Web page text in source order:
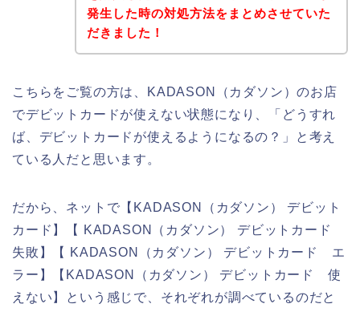
発生した時の対処方法をまとめさせていた
だきました！
こちらをご覧の方は、KADASON（カダソン）のお店
でデビットカードが使えない状態になり、「どうすれ
ば、デビットカードが使えるようになるの？」と考え
ている人だと思います。
だから、ネットで【KADASON（カダソン） デビット
カード】【 KADASON（カダソン） デビットカード
失敗】【 KADASON（カダソン） デビットカード エ
ラー】【KADASON（カダソン） デビットカード 使
えない】という感じで、それぞれが調べているのだと